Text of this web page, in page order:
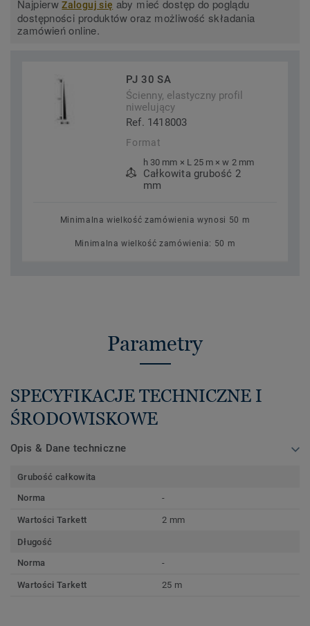
NajpierwZaloguj się aby mieć dostęp do poglądu
dostępności produktów oraz możliwość składania
zamówień online.
PJ 30 SA
Ścienny, elastyczny profil
niwelujący
Ref. 1418003
Format
h 30 mm × L 25 m × w 2 mm
Całkowita grubość 2
mm
Minimalna wielkość zamówienia wynosi 50 m
Minimalna wielkość zamówienia: 50 m
Parametry
SPECYFIKACJE TECHNICZNE I
ŚRODOWISKOWE
Opis & Dane techniczne
Grubość całkowita
Norma
-
Wartości Tarkett 2 mm
Długość
Norma
-
Wartości Tarkett 25 m